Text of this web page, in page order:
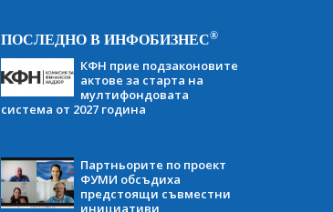
ПОСЛЕДНО В ИНФОБИЗНЕС®
КФН прие подзаконовите
актове за старта на
мултифондовата
система от 2027 година
Партньорите по проект
ФУМИ обсъдиха
предстоящи съвместни
инициативи